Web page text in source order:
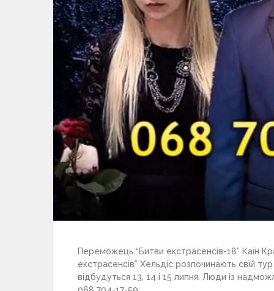
Переможець “Битви екстрасенсів-18” Каїн
екстрасенсів” Хельдіс розпочинають свій
відбудуться 13, 14 і 15 липня. Люди із